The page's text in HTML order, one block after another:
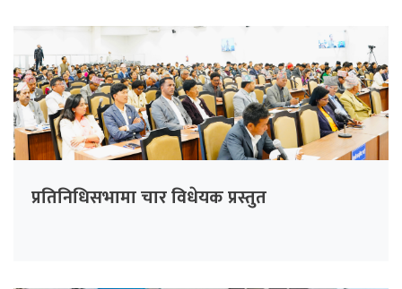
प्रतिनिधिसभामा चार विधेयक प्रस्तुत